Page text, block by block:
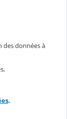
des données à
.